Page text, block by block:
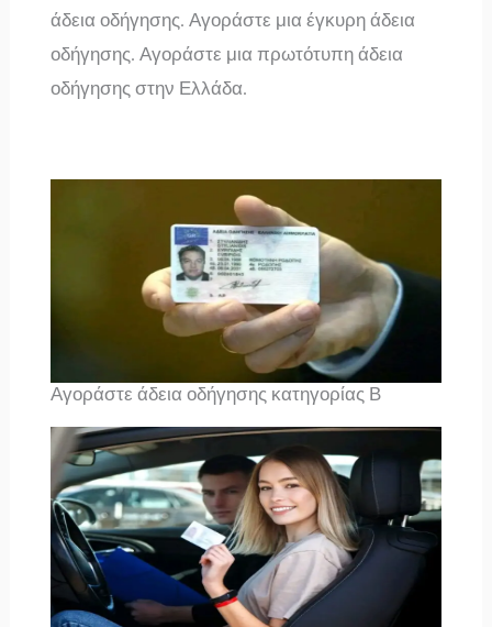
άδεια οδήγησης. Αγοράστε μια έγκυρη άδεια
οδήγησης. Αγοράστε μια πρωτότυπη άδεια
οδήγησης στην Ελλάδα.
Αγοράστε άδεια οδήγησης κατηγορίας Β